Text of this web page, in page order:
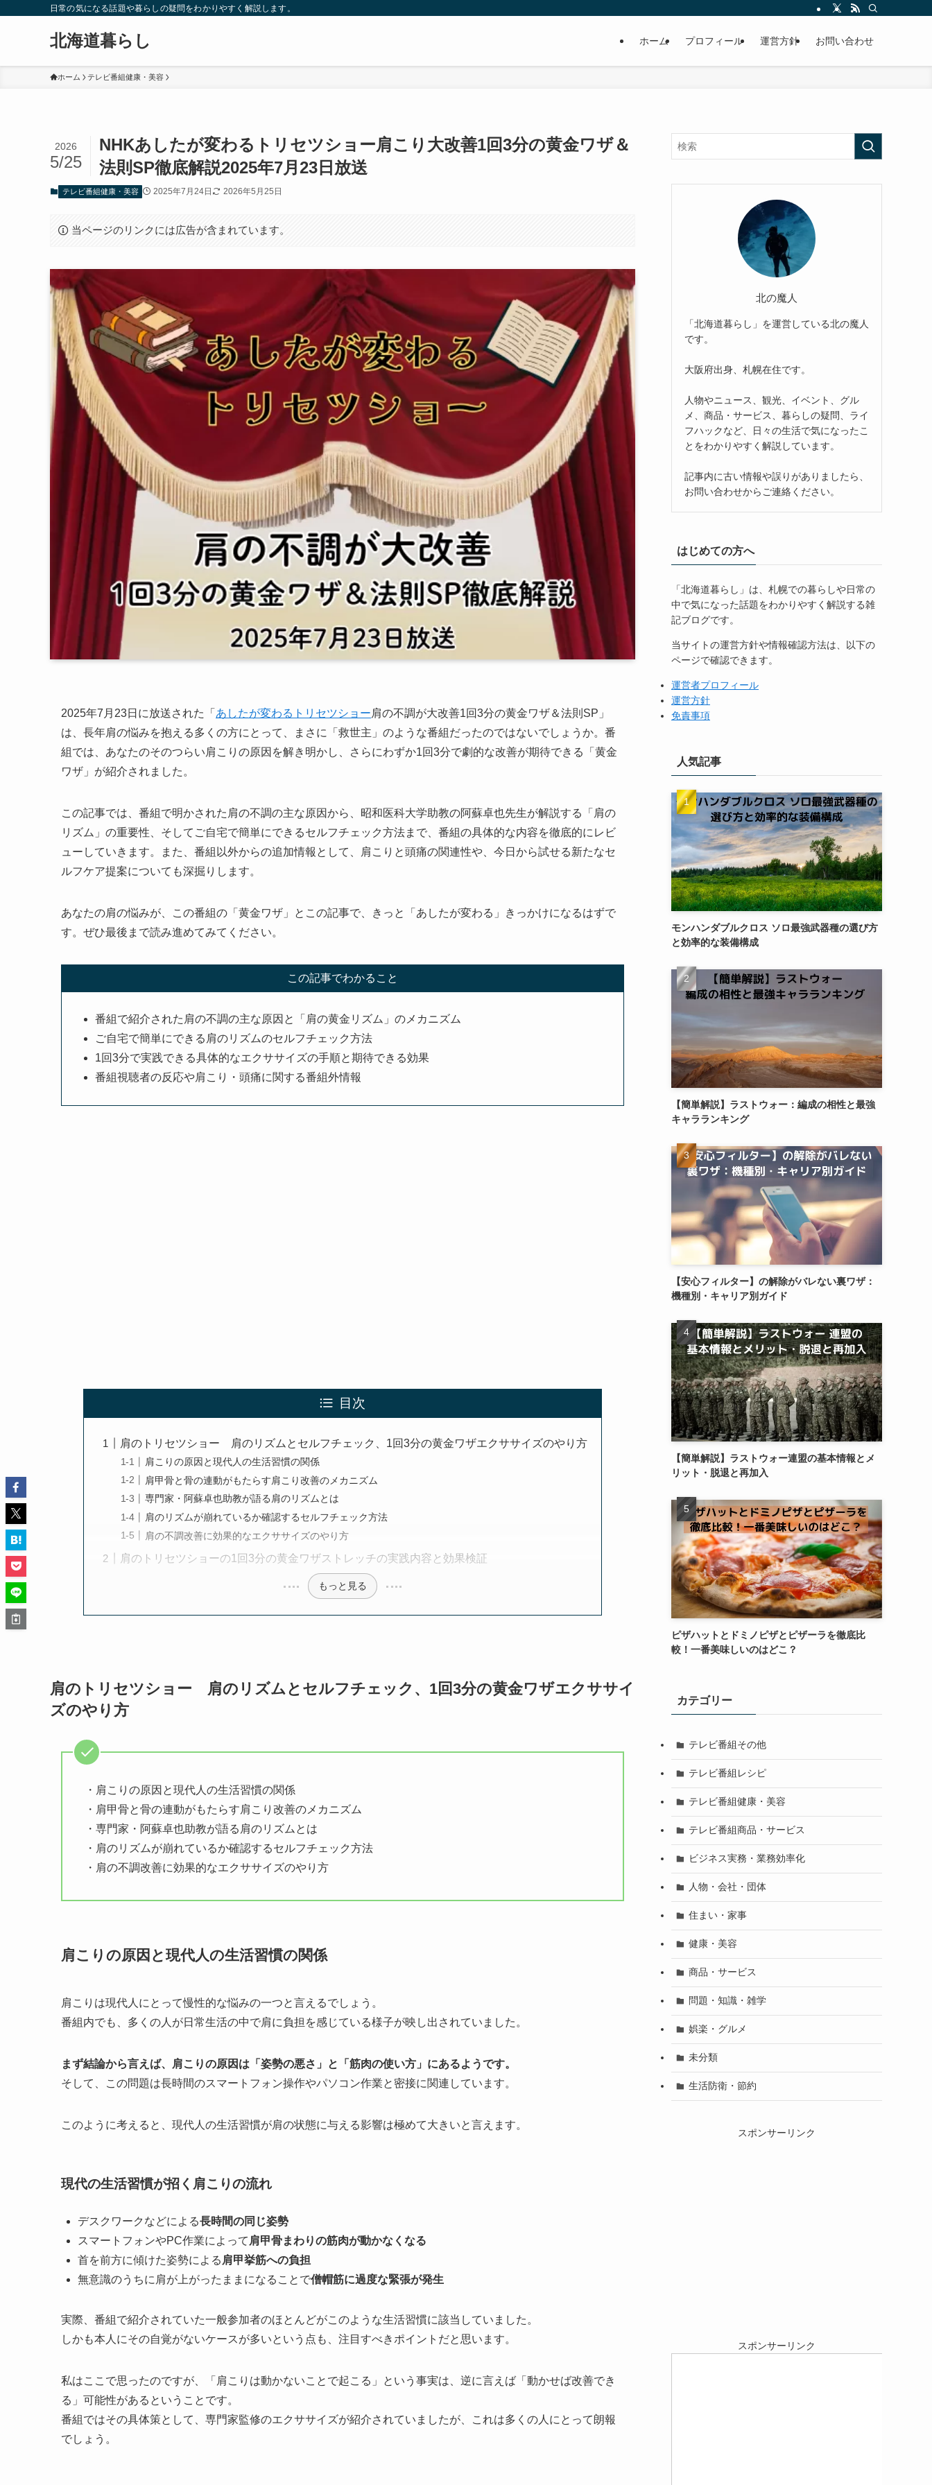
日常の気になる話題や暮らしの疑問をわかりやすく解説します。
北海道暮らし ホーム プロフィール 運営方針 お問い合わせ
ホーム テレビ番組健康・美容
NHKあしたが変わるトリセツショー肩こり大改善1回3分の黄金ワザ＆
法則SP徹底解説2025年7月23日放送
2026
5/25
テレビ番組健康・美容 2025年7月24日 2026年5月25日
当ページのリンクには広告が含まれています。
2025年7月23日に放送された「 あしたが変わるトリセツショー肩の不調が大改善1回3分の黄金ワザ＆法則SP」
は、長年肩の悩みを抱える多くの方にとって、まさに「救世主」のような番組だったのではないでしょうか。番
組では、あなたのそのつらい肩こりの原因を解き明かし、さらにわずか1回3分で劇的な改善が期待できる「黄金
ワザ」が紹介されました。
この記事では、番組で明かされた肩の不調の主な原因から、昭和医科大学助教の阿蘇卓也先生が解説する「肩の
リズム」の重要性、そしてご自宅で簡単にできるセルフチェック方法まで、番組の具体的な内容を徹底的にレビ
ューしていきます。また、番組以外からの追加情報として、肩こりと頭痛の関連性や、今日から試せる新たなセ
ルフケア提案についても深掘りします。
あなたの肩の悩みが、この番組の「黄金ワザ」とこの記事で、きっと「あしたが変わる」きっかけになるはずで
す。ぜひ最後まで読み進めてみてください。
この記事でわかること
番組で紹介された肩の不調の主な原因と「肩の黄金リズム」のメカニズム
ご自宅で簡単にできる肩のリズムのセルフチェック方法
1回3分で実践できる具体的なエクササイズの手順と期待できる効果
番組視聴者の反応や肩こり・頭痛に関する番組外情報
目次
肩のトリセツショー 肩のリズムとセルフチェック、1回3分の黄金ワザエクササイズのやり方
肩こりの原因と現代人の生活習慣の関係
肩甲骨と骨の連動がもたらす肩こり改善のメカニズム
専門家・阿蘇卓也助教が語る肩のリズムとは
肩のリズムが崩れているか確認するセルフチェック方法
肩の不調改善に効果的なエクササイズのやり方
肩のトリセツショーの1回3分の黄金ワザストレッチの実践内容と効果検証
もっと見る
肩のトリセツショー 肩のリズムとセルフチェック、1回3分の黄金ワザエクササイ
ズのやり方
・肩こりの原因と現代人の生活習慣の関係
・肩甲骨と骨の連動がもたらす肩こり改善のメカニズム
・専門家・阿蘇卓也助教が語る肩のリズムとは
・肩のリズムが崩れているか確認するセルフチェック方法
・肩の不調改善に効果的なエクササイズのやり方
肩こりの原因と現代人の生活習慣の関係
肩こりは現代人にとって慢性的な悩みの一つと言えるでしょう。
番組内でも、多くの人が日常生活の中で肩に負担を感じている様子が映し出されていました。
まず結論から言えば、肩こりの原因は「姿勢の悪さ」と「筋肉の使い方」にあるようです。
そして、この問題は長時間のスマートフォン操作やパソコン作業と密接に関連しています。
このように考えると、現代人の生活習慣が肩の状態に与える影響は極めて大きいと言えます。
現代の生活習慣が招く肩こりの流れ
デスクワークなどによる長時間の同じ姿勢
スマートフォンやPC作業によって 肩甲骨まわりの筋肉が動かなくなる
首を前方に傾けた姿勢による 肩甲挙筋への負担
無意識のうちに肩が上がったままになることで僧帽筋に過度な緊張が発生
実際、番組で紹介されていた一般参加者のほとんどがこのような生活習慣に該当していました。
しかも本人にその自覚がないケースが多いという点も、注目すべきポイントだと思います。
私はここで思ったのですが、「肩こりは動かないことで起こる」という事実は、逆に言えば「動かせば改善でき
る」可能性があるということです。
番組ではその具体策として、専門家監修のエクササイズが紹介されていましたが、これは多くの人にとって朗報
でしょう。
北の魔人
「北海道暮らし」を運営している北の魔人
です。
大阪府出身、札幌在住です。
人物やニュース、観光、イベント、グル
メ、商品・サービス、暮らしの疑問、ライ
フハックなど、日々の生活で気になったこ
とをわかりやすく解説しています。
記事内に古い情報や誤りがありましたら、
お問い合わせからご連絡ください。
はじめての方へ
「北海道暮らし」は、札幌での暮らしや日常の
中で気になった話題をわかりやすく解説する雑
記ブログです。
当サイトの運営方針や情報確認方法は、以下の
ページで確認できます。
運営者プロフィール
運営方針
免責事項
人気記事
モンハンダブルクロス ソロ最強武器種の選び方
と効率的な装備構成
【簡単解説】ラストウォー：編成の相性と最強
キャラランキング
【安心フィルター】の解除がバレない裏ワザ：
機種別・キャリア別ガイド
【簡単解説】ラストウォー連盟の基本情報とメ
リット・脱退と再加入
ピザハットとドミノピザとピザーラを徹底比
較！一番美味しいのはどこ？
カテゴリー
テレビ番組その他
テレビ番組レシピ
テレビ番組健康・美容
テレビ番組商品・サービス
ビジネス実務・業務効率化
人物・会社・団体
住まい・家事
健康・美容
商品・サービス
問題・知識・雑学
娯楽・グルメ
未分類
生活防衛・節約
スポンサーリンク
スポンサーリンク